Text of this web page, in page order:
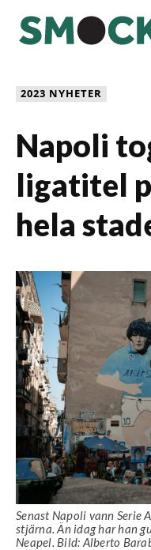
2023 NYHETER
Napoli
ligatitel
hela
Senast Napoli vann Serie
stjärna. Än idag har han
Neapel. Bild: Alberto